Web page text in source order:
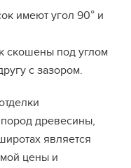
имеют угол 90° и
скошены под углом
с зазором.
древесины,
является
цены и